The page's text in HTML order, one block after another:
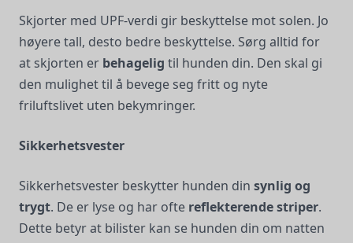
Skjorter med UPF-verdi gir beskyttelse mot solen. Jo
høyere tall, desto bedre beskyttelse. Sørg alltid for
at skjorten er behagelig til hunden din. Den skal gi
den mulighet til å bevege seg fritt og nyte
friluftslivet uten bekymringer.
Sikkerhetsvester
Sikkerhetsvester beskytter hunden din synlig og
trygt. De er lyse og har ofte reflekterende striper.
Dette betyr at bilister kan se hunden din om natten